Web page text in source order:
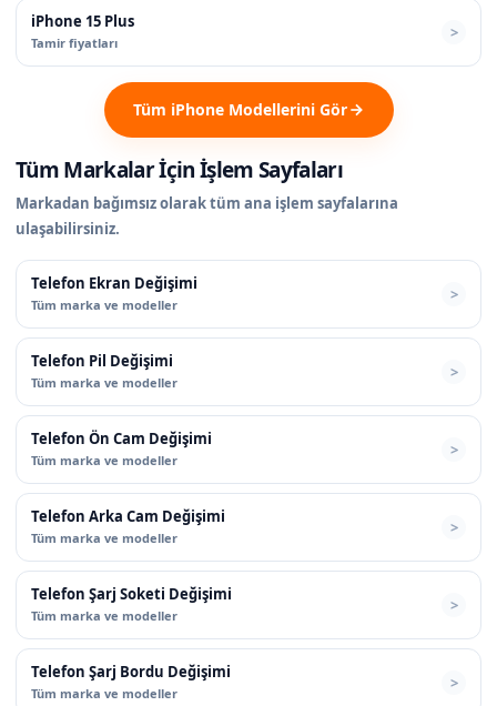
iPhone 15 Plus
Tamir fiyatları
Tüm iPhone Modellerini Gör
Tüm Markalar İçin İşlem Sayfaları
Markadan bağımsız olarak tüm ana işlem sayfalarına
ulaşabilirsiniz.
Telefon Ekran Değişimi
Tüm marka ve modeller
Telefon Pil Değişimi
Tüm marka ve modeller
Telefon Ön Cam Değişimi
Tüm marka ve modeller
Telefon Arka Cam Değişimi
Tüm marka ve modeller
Telefon Şarj Soketi Değişimi
Tüm marka ve modeller
Telefon Şarj Bordu Değişimi
Tüm marka ve modeller